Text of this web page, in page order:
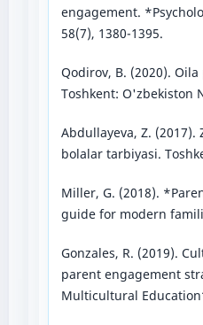
engagement.
58(7), 1380-1395.
Qodirov, B. (2020).
Toshkent: O'zbekiston
Abdullayeva, Z. (2017).
bolalar tarbiyasi.
Miller, G. (2018).
guide for modern
Gonzales, R. (2019).
parent engagement
Multicultural